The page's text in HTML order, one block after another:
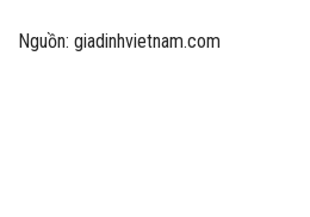
Nguồn: giadinhvietnam.com